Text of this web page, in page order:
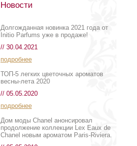
Новости
Долгожданная новинка 2021 года от
Initio Parfums уже в продаже!
// 30.04.2021
подробнее
ТОП-5 легких цветочных ароматов
весны-лета 2020
// 05.05.2020
подробнее
Дом моды Chanel анонсировал
продолжение коллекции Lex Eaux de
Chanel новым ароматом Paris-Riviera.